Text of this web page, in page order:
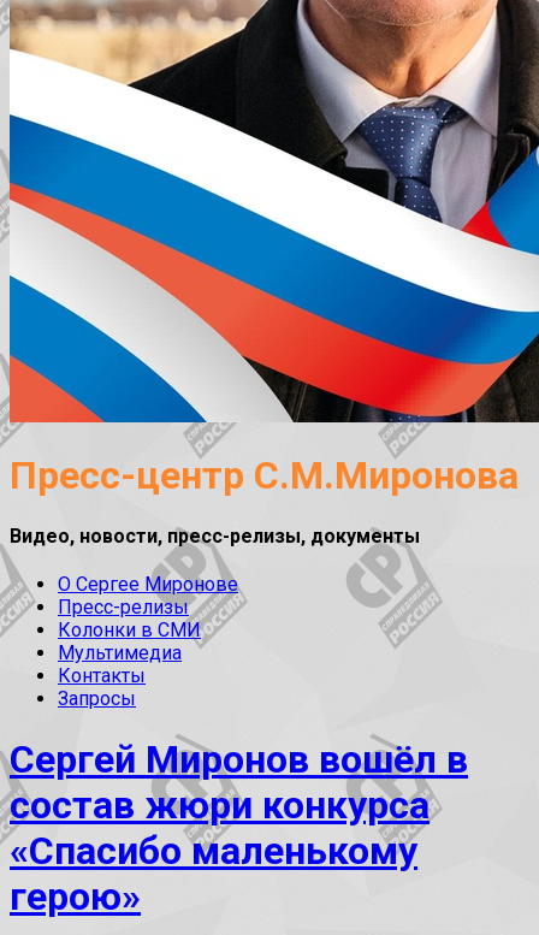
Пресс-центр С.М.Миронова
Видео, новости, пресс-релизы, документы
О Сергее Миронове
Пресс-релизы
Колонки в СМИ
Мультимедиа
Контакты
Запросы
Сергей Миронов вошёл в
состав жюри конкурса
«Спасибо маленькому
герою»